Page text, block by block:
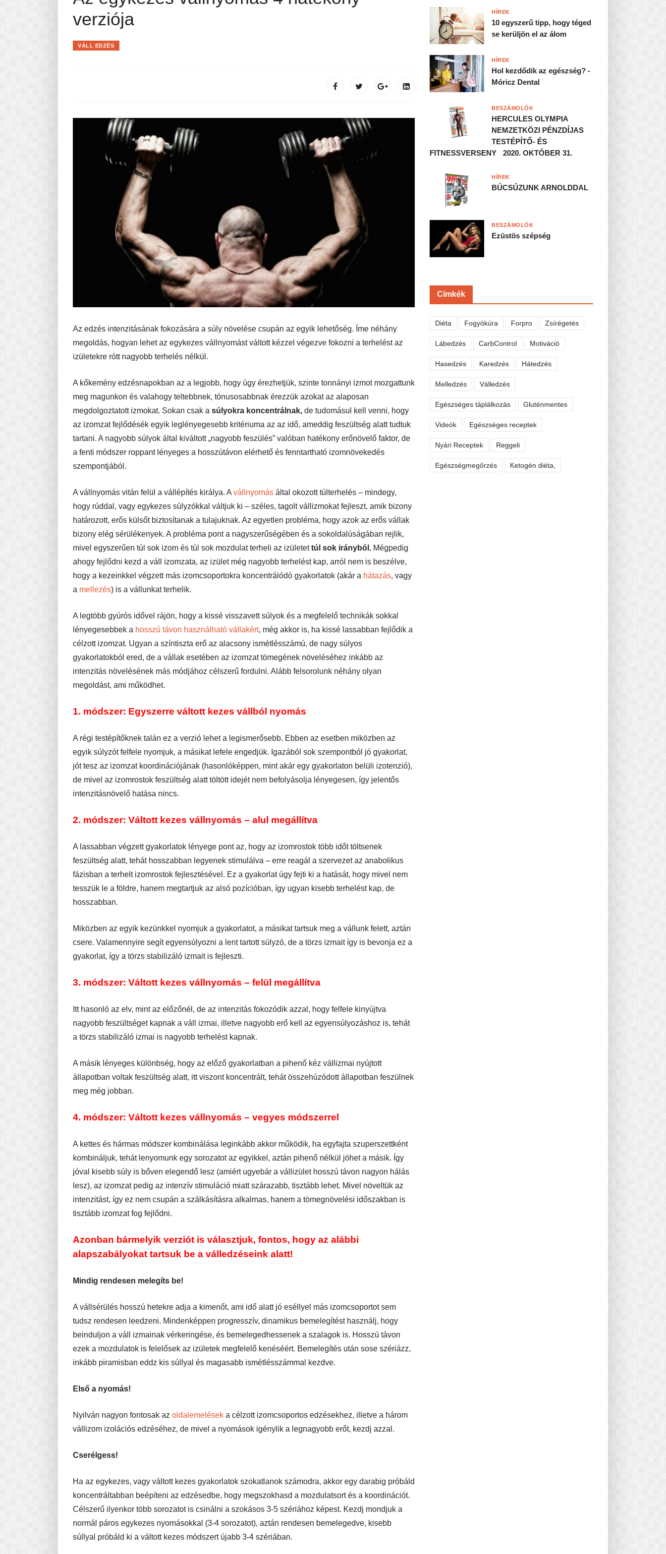
Pasta-túra - avagy A TÉSZTA TÖRTÉNETE
MINDENNAPI KENYERÜNK
verziója
VÁLL EDZÉS
Az edzés intenzitásának fokozására a súly növelése csupán az egyik lehetőség. Íme néhány
megoldás, hogyan lehet az egykezes vállnyomást váltott kézzel végezve fokozni a terhelést az
izületekre rótt nagyobb terhelés nélkül.
A kőkemény edzésnapokban az a legjobb, hogy úgy érezhetjük, szinte tonnányi izmot mozgattunk
meg magunkon és valahogy teltebbnek, tónusosabbnak érezzük azokat az alaposan
megdolgoztatott izmokat. Sokan csak a súlyokra koncentrálnak, de tudomásul kell venni, hogy
az izomzat fejlődésék egyik leglényegesebb kritériuma az az idő, ameddig feszültség alatt tudtuk
tartani. A nagyobb súlyok által kiváltott „nagyobb feszülés” valóban hatékony erőnövelő faktor, de
a fenti módszer roppant lényeges a hosszútávon elérhető és fenntartható izomnövekedés
szempontjából.
A vállnyomás vitán felül a vállépítés királya. A vállnyomás által okozott túlterhelés – mindegy,
hogy rúddal, vagy egykezes súlyzókkal váltjuk ki – széles, tagolt vállizmokat fejleszt, amik bizony
határozott, erős külsőt biztosítanak a tulajuknak. Az egyetlen probléma, hogy azok az erős vállak
bizony elég sérülékenyek. A probléma pont a nagyszerűségében és a sokoldalúságában rejlik,
mivel egyszerűen túl sok izom és túl sok mozdulat terheli az izületettúl sok irányból. Mégpedig
ahogy fejlődni kezd a váll izomzata, az izület még nagyobb terhelést kap, arról nem is beszélve,
hogy a kezeinkkel végzett más izomcsoportokra koncentrálódó gyakorlatok (akár a hátazás, vagy
a mellezés) is a vállunkat terhelik.
A legtöbb gyúrós idővel rájön, hogy a kissé visszavett súlyok és a megfelelő technikák sokkal
lényegesebbek a hosszú távon használható vállakért, még akkor is, ha kissé lassabban fejlődik a
célzott izomzat. Ugyan a színtiszta erő az alacsony ismétlésszámú, de nagy súlyos
gyakorlatokból ered, de a vállak esetében az izomzat tömegének növeléséhez inkább az
intenzitás növelésének más módjához célszerű fordulni. Alább felsorolunk néhány olyan
megoldást, ami működhet.
1. módszer: Egyszerre váltott kezes vállból nyomás
A régi testépítőknek talán ez a verzió lehet a legismerősebb. Ebben az esetben miközben az
egyik súlyzót felfele nyomjuk, a másikat lefele engedjük. Igazából sok szempontból jó gyakorlat,
jót tesz az izomzat koordinációjának (hasonlóképpen, mint akár egy gyakorlaton belüli izotenzió),
de mivel az izomrostok feszültség alatt töltött idejét nem befolyásolja lényegesen, így jelentős
intenzitásnövelő hatása nincs.
2. módszer: Váltott kezes vállnyomás – alul megállítva
A lassabban végzett gyakorlatok lényege pont az, hogy az izomrostok több időt töltsenek
feszültség alatt, tehát hosszabban legyenek stimulálva – erre reagál a szervezet az anabolikus
fázisban a terhelt izomrostok fejlesztésével. Ez a gyakorlat úgy fejti ki a hatását, hogy mivel nem
tesszük le a földre, hanem megtartjuk az alsó pozícióban, így ugyan kisebb terhelést kap, de
hosszabban.
Miközben az egyik kezünkkel nyomjuk a gyakorlatot, a másikat tartsuk meg a vállunk felett, aztán
csere. Valamennyire segít egyensúlyozni a lent tartott súlyzó, de a törzs izmait így is bevonja ez a
gyakorlat, így a törzs stabilizáló izmait is fejleszti.
3. módszer: Váltott kezes vállnyomás – felül megállítva
Itt hasonló az elv, mint az előzőnél, de az intenzitás fokozódik azzal, hogy felfele kinyújtva
nagyobb feszültséget kapnak a váll izmai, illetve nagyobb erő kell az egyensúlyozáshoz is, tehát
a törzs stabilizáló izmai is nagyobb terhelést kapnak.
A másik lényeges különbség, hogy az előző gyakorlatban a pihenő kéz vállizmai nyújtott
állapotban voltak feszültség alatt, itt viszont koncentrált, tehát összehúzódott állapotban feszülnek
meg még jobban.
4. módszer: Váltott kezes vállnyomás – vegyes módszerrel
A kettes és hármas módszer kombinálása leginkább akkor működik, ha egyfajta szuperszettként
kombináljuk, tehát lenyomunk egy sorozatot az egyikkel, aztán pihenő nélkül jöhet a másik. Így
jóval kisebb súly is bőven elegendő lesz (amiért ugyebár a vállizület hosszú távon nagyon hálás
lesz), az izomzat pedig az intenzív stimuláció miatt szárazabb, tisztább lehet. Mivel növeltük az
intenzitást, így ez nem csupán a szálkásításra alkalmas, hanem a tömegnövelési időszakban is
tisztább izomzat fog fejlődni.
Azonban bármelyik verziót is választjuk, fontos, hogy az alábbi
alapszabályokat tartsuk be a válledzéseink alatt!
Mindig rendesen melegíts be!
A vállsérülés hosszú hetekre adja a kimenőt, ami idő alatt jó eséllyel más izomcsoportot sem
tudsz rendesen leedzeni. Mindenképpen progresszív, dinamikus bemelegítést használj, hogy
beinduljon a váll izmainak vérkeringése, és bemelegedhessenek a szalagok is. Hosszú távon
ezek a mozdulatok is felelősek az izületek megfelelő kenéséért. Bemelegítés után sose szériázz,
inkább piramisban eddz kis súllyal és magasabb ismétlésszámmal kezdve.
Első a nyomás!
Nyilván nagyon fontosak az oldalemelések a célzott izomcsoportos edzésekhez, illetve a három
vállizom izolációs edzéséhez, de mivel a nyomások igénylik a legnagyobb erőt, kezdj azzal.
Cserélgess!
Ha az egykezes, vagy váltott kezes gyakorlatok szokatlanok számodra, akkor egy darabig próbáld
koncentráltabban beépíteni az edzésedbe, hogy megszokhasd a mozdulatsort és a koordinációt.
Célszerű ilyenkor több sorozatot is csinálni a szokásos 3-5 szériához képest. Kezdj mondjuk a
normál páros egykezes nyomásokkal (3-4 sorozatot), aztán rendesen bemelegedve, kisebb
súllyal próbáld ki a váltott kezes módszert újabb 3-4 szériában.
10 egyszerű tipp, hogy téged
se kerüljön el az álom
HÍREK
Hol kezdődik az egészség? -
Móricz Dental
HÍREK
HERCULES OLYMPIA
NEMZETKÖZI PÉNZDÍJAS
TESTÉPÍTŐ- ÉS
FITNESSVERSENY 2020. OKTÓBER 31.
BESZÁMOLÓK
BÚCSÚZUNK ARNOLDDAL
HÍREK
Ezüstös szépség
BESZÁMOLÓK
Címkék
Diéta Fogyókúra Forpro Zsírégetés
Lábedzés CarbControl Motiváció
Hasedzés Karedzés Hátedzés
Melledzés Válledzés
Egészséges táplálkozás Gluténmentes
Videók Egészséges receptek
Nyári Receptek Reggeli
Egészségmegőrzés Ketogén diéta,